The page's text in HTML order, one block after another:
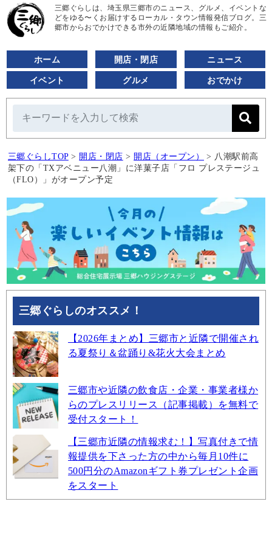
三郷ぐらしは、埼玉県三郷市のニュース、グルメ、イベントな
どをゆる〜くお届けするローカル・タウン情報発信ブログ。三
郷市からおでかけできる市外の近隣地域の情報もご紹介。
ホーム 開店・閉店 ニュース
イベント グルメ おでかけ
三郷ぐらしTOP > 開店・閉店 > 開店（オープン） > 八潮駅前高
架下の「TXアベニュー八潮」に洋菓子店「フロ プレステージュ
（FLO）」がオープン予定
三郷ぐらしのオススメ！
【2026年まとめ】三郷市と近隣で開催され
る夏祭り＆盆踊り&花火大会まとめ
三郷市や近隣の飲食店・企業・事業者様か
らのプレスリリース（記事掲載）を無料で
受付スタート！
【三郷市近隣の情報求む！】写真付きで情
報提供を下さった方の中から毎月10件に
500円分のAmazonギフト券プレゼント企画
をスタート